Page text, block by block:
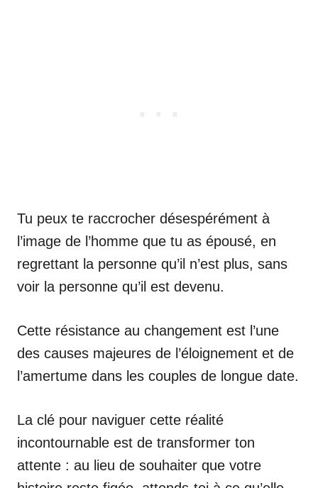
Tu peux te raccrocher désespérément à
l’image de l’homme que tu as épousé, en
regrettant la personne qu’il n’est plus, sans
voir la personne qu’il est devenu.
Cette résistance au changement est l’une
des causes majeures de l’éloignement et de
l’amertume dans les couples de longue date.
La clé pour naviguer cette réalité
incontournable est de transformer ton
attente : au lieu de souhaiter que votre